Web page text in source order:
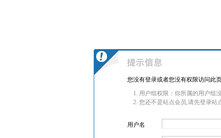
您没有登录或者您没有权限访问此
用户组权限：你所属的用户组
您还不是站点会员,请先登录站
用户名